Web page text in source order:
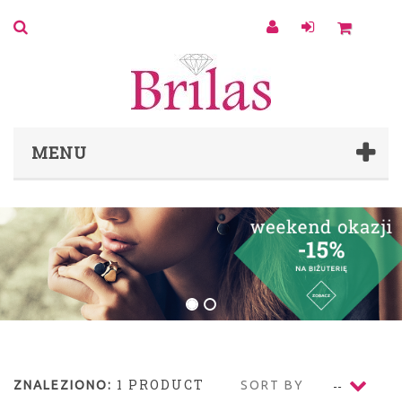
MENU
ZNALEZIONO: 1 PRODUCT SORT BY --